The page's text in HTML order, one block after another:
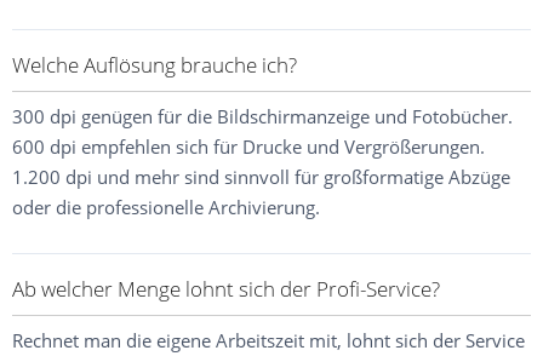
Welche Auflösung brauche ich?
300 dpi genügen für die Bildschirmanzeige und Fotobücher.
600 dpi empfehlen sich für Drucke und Vergrößerungen.
1.200 dpi und mehr sind sinnvoll für großformatige Abzüge
oder die professionelle Archivierung.
Ab welcher Menge lohnt sich der Profi-Service?
Rechnet man die eigene Arbeitszeit mit, lohnt sich der Service